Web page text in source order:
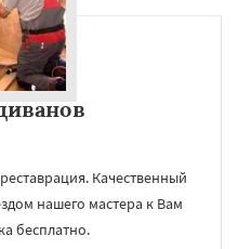
Качественный
нашего мастера к Вам
бесплатно.